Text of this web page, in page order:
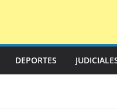
DEPORTES